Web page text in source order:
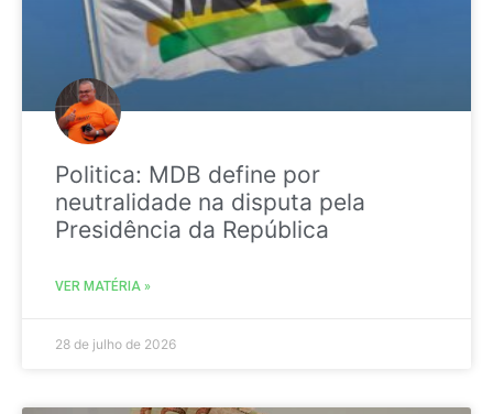
Politica: MDB define por
neutralidade na disputa pela
Presidência da República
VER MATÉRIA »
28 de julho de 2026